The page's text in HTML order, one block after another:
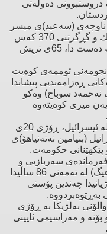
دروستبوونی دەوڵەتی
شوباتی ساڵی 2002، لە ناوچەی (سەعید)ی میسر
بە هۆی لە هێڵدەرچوونی شەمەندۆفێرێك ‌و گڕگرتنی 370 كەس
لە سەرنشینەكانی سوتان ‌و گیانیان لە دەست دا، 65ی تریش
شوباتی ساڵی 2006، ئەنجومەنی ئوممەی كوەیت
ڕەزامەندیی پیشاندا
ئەحمەد سوباح) وەكو
میری كوەیتەوە
- دوای هەڵبژاردنەكەی ساڵی 2009 لە ئیسرائیل، ڕۆژی 20ی
(بنیامین نەتەنیاهۆ)ی
حكومەت.
20ی شوباتی ساڵی 2010، فەرماندەی سەربازیی ‌و
سیاسەتمەداری ئەمریكی (ئەلكساندەر هیگ) لە تەمەنی 86 ساڵیدا
چەندین پۆستی
بەڕێوەبردووە.
بەلژیكا بە ڕۆژی
‌و مەراسیمی ئایینی